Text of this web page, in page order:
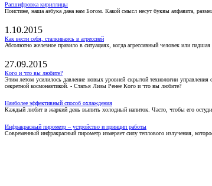
Расшифровка кириллицы
Поистине, наша азбука дана нам Богом. Какой смысл несут буквы алфавита,
1.10.2015
Как вести себя, сталкиваясь в агрессией
Абсолютно железное правило в ситуациях, когда агрессивный человек или
27.09.2015
Кого и что вы любите?
Этим летом усилилось давление новых уровней скрытой технологии
секретной космонавтикой. - Статья Лизы Ренее Кого и что вы любите?
Наиболее эффективный способ охлаждения
Каждый любит в жаркий день выпить холодный напиток. Часто, чтобы его
Инфракрасный пирометр – устройство и принцип работы
Современный инфракрасный пирометр измеряет силу теплового излучения,